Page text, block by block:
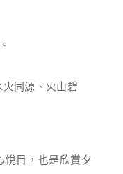
悅目，也是欣賞夕